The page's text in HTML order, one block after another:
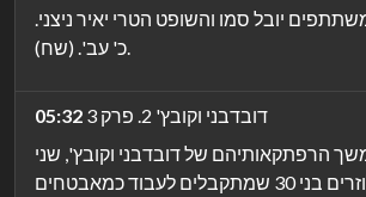
פרק 13 משתתפים יובל סמו והשופט הטרי יאיר ניצני.
כ' עב'. (שח).
05:32
דובדבני וקובץ' 2. פרק 3
המשך הרפתקאותיהם של דובדבני וקובץ', שני
חברי ילדות לוזרים בני 30 שמתקבלים לעבוד כמאבטחים